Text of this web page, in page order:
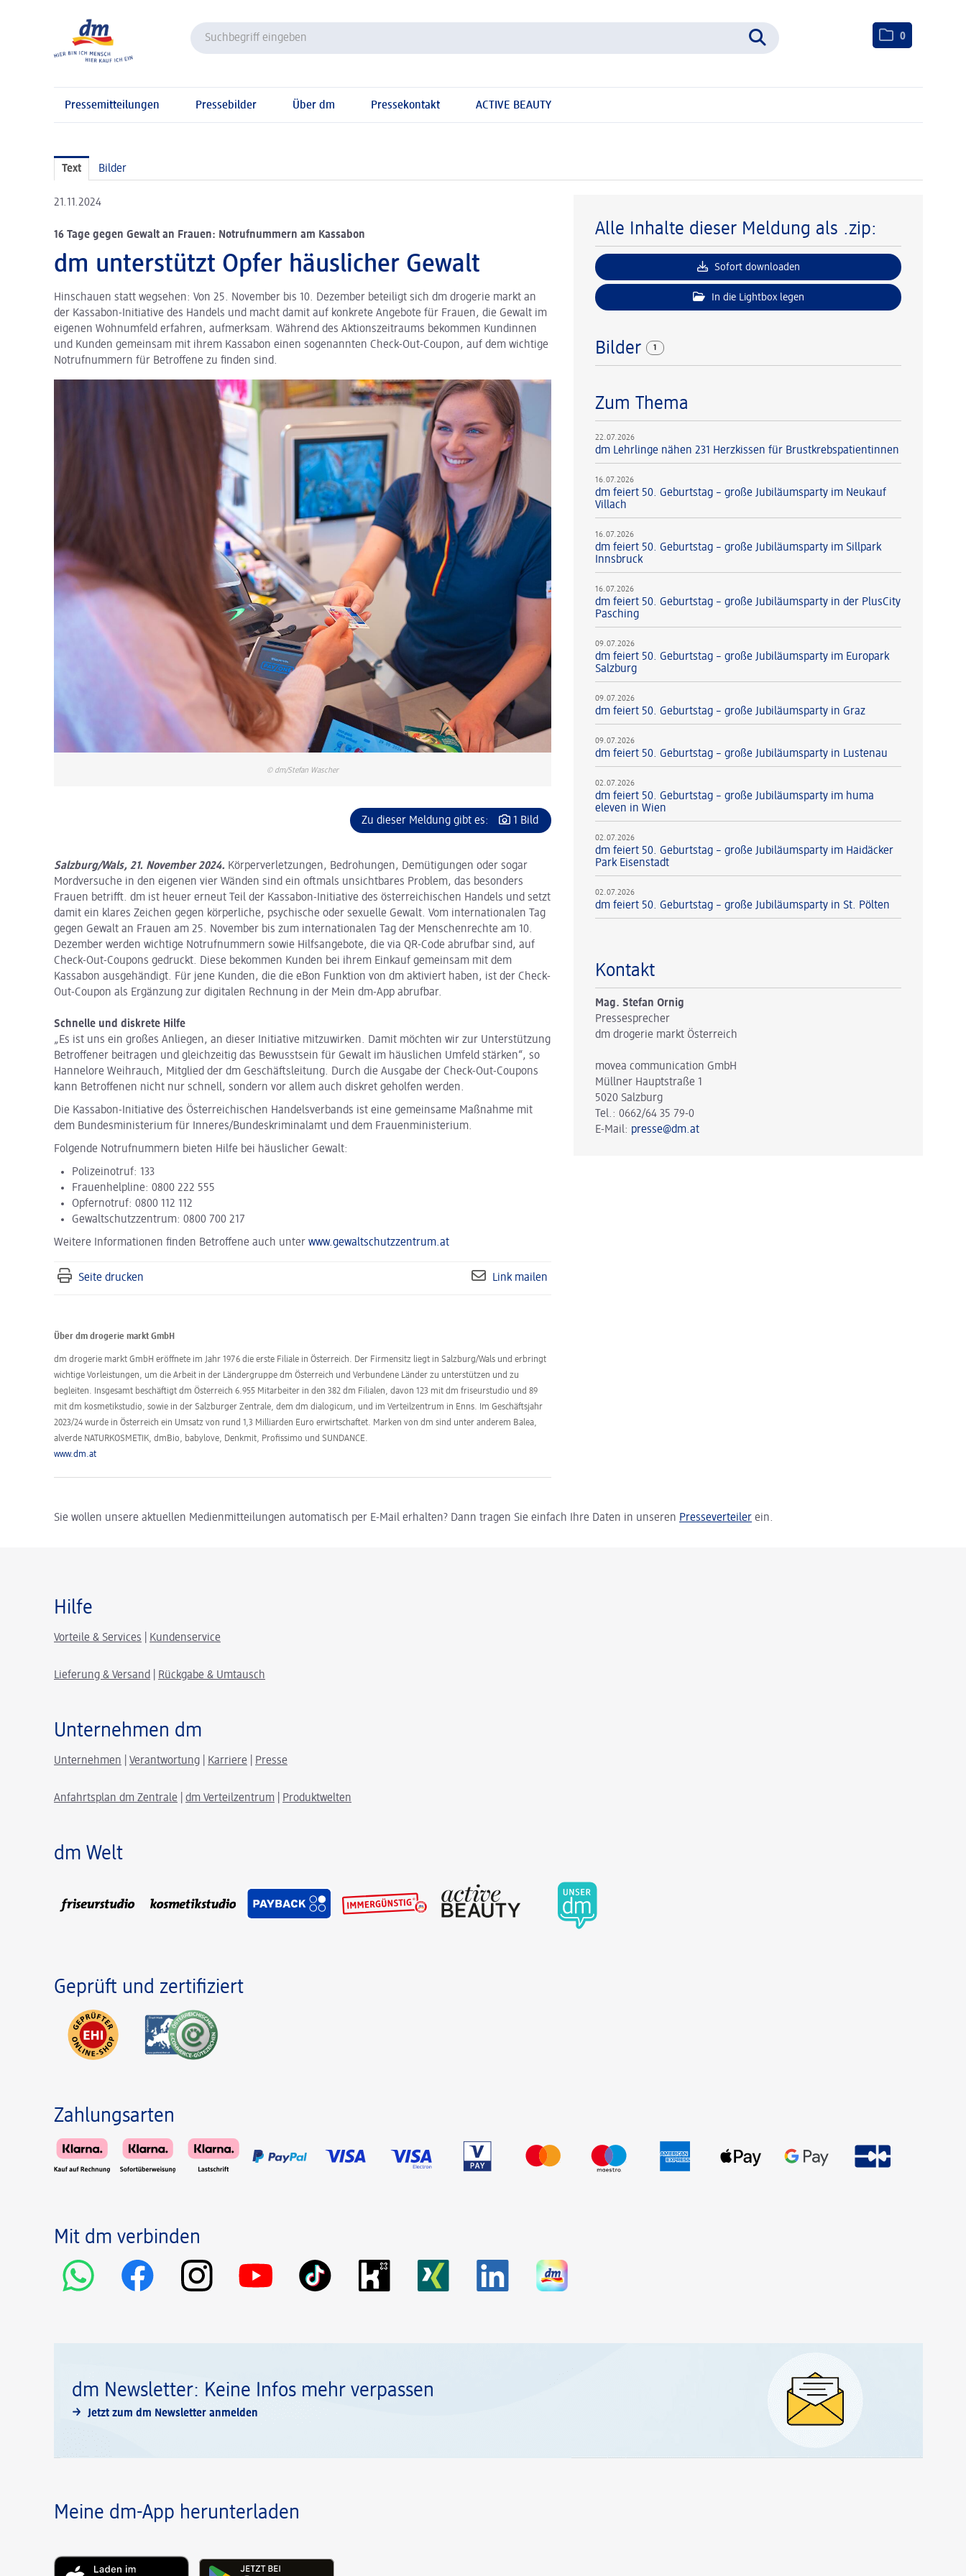
0
Pressemitteilungen Pressebilder Über dm Pressekontakt ACTIVE BEAUTY
Text Bilder
21.11.2024
16 Tage gegen Gewalt an Frauen: Notrufnummern am Kassabon
dm unterstützt Opfer häuslicher Gewalt
Hinschauen statt wegsehen: Von 25. November bis 10. Dezember beteiligt sich dm drogerie markt an
der Kassabon-Initiative des Handels und macht damit auf konkrete Angebote für Frauen, die Gewalt im
eigenen Wohnumfeld erfahren, aufmerksam. Während des Aktionszeitraums bekommen Kundinnen
und Kunden gemeinsam mit ihrem Kassabon einen sogenannten Check-Out-Coupon, auf dem wichtige
Notrufnummern für Betroffene zu finden sind.
© dm/Stefan Wascher
Zu dieser Meldung gibt es: 1 Bild
Salzburg/Wals, 21. November 2024. Körperverletzungen, Bedrohungen, Demütigungen oder sogar
Mordversuche in den eigenen vier Wänden sind ein oftmals unsichtbares Problem, das besonders
Frauen betrifft. dm ist heuer erneut Teil der Kassabon-Initiative des österreichischen Handels und setzt
damit ein klares Zeichen gegen körperliche, psychische oder sexuelle Gewalt. Vom internationalen Tag
gegen Gewalt an Frauen am 25. November bis zum internationalen Tag der Menschenrechte am 10.
Dezember werden wichtige Notrufnummern sowie Hilfsangebote, die via QR-Code abrufbar sind, auf
Check-Out-Coupons gedruckt. Diese bekommen Kunden bei ihrem Einkauf gemeinsam mit dem
Kassabon ausgehändigt. Für jene Kunden, die die eBon Funktion von dm aktiviert haben, ist der Check-
Out-Coupon als Ergänzung zur digitalen Rechnung in der Mein dm-App abrufbar.
Schnelle und diskrete Hilfe
„Es ist uns ein großes Anliegen, an dieser Initiative mitzuwirken. Damit möchten wir zur Unterstützung
Betroffener beitragen und gleichzeitig das Bewusstsein für Gewalt im häuslichen Umfeld stärken“, so
Hannelore Weihrauch, Mitglied der dm Geschäftsleitung. Durch die Ausgabe der Check-Out-Coupons
kann Betroffenen nicht nur schnell, sondern vor allem auch diskret geholfen werden.
Die Kassabon-Initiative des Österreichischen Handelsverbands ist eine gemeinsame Maßnahme mit
dem Bundesministerium für Inneres/Bundeskriminalamt und dem Frauenministerium.
Folgende Notrufnummern bieten Hilfe bei häuslicher Gewalt:
Polizeinotruf: 133
Frauenhelpline: 0800 222 555
Opfernotruf: 0800 112 112
Gewaltschutzzentrum: 0800 700 217
Weitere Informationen finden Betroffene auch unter www.gewaltschutzzentrum.at
Seite drucken Link mailen
Über dm drogerie markt GmbH
dm drogerie markt GmbH eröffnete im Jahr 1976 die erste Filiale in Österreich. Der Firmensitz liegt in Salzburg/Wals und erbringt
wichtige Vorleistungen, um die Arbeit in der Ländergruppe dm Österreich und Verbundene Länder zu unterstützen und zu
begleiten. Insgesamt beschäftigt dm Österreich 6.955 Mitarbeiter in den 382 dm Filialen, davon 123 mit dm friseurstudio und 89
mit dm kosmetikstudio, sowie in der Salzburger Zentrale, dem dm dialogicum, und im Verteilzentrum in Enns. Im Geschäftsjahr
2023/24 wurde in Österreich ein Umsatz von rund 1,3 Milliarden Euro erwirtschaftet. Marken von dm sind unter anderem Balea,
alverde NATURKOSMETIK, dmBio, babylove, Denkmit, Profissimo und SUNDANCE.
www.dm.at
Alle Inhalte dieser Meldung als .zip:
Sofort downloaden
In die Lightbox legen
Bilder 1
Zum Thema
22.07.2026
dm Lehrlinge nähen 231 Herzkissen für Brustkrebspatientinnen
16.07.2026
dm feiert 50. Geburtstag – große Jubiläumsparty im Neukauf
Villach
16.07.2026
dm feiert 50. Geburtstag – große Jubiläumsparty im Sillpark
Innsbruck
16.07.2026
dm feiert 50. Geburtstag – große Jubiläumsparty in der PlusCity
Pasching
09.07.2026
dm feiert 50. Geburtstag – große Jubiläumsparty im Europark
Salzburg
09.07.2026
dm feiert 50. Geburtstag – große Jubiläumsparty in Graz
09.07.2026
dm feiert 50. Geburtstag – große Jubiläumsparty in Lustenau
02.07.2026
dm feiert 50. Geburtstag – große Jubiläumsparty im huma
eleven in Wien
02.07.2026
dm feiert 50. Geburtstag – große Jubiläumsparty im Haidäcker
Park Eisenstadt
02.07.2026
dm feiert 50. Geburtstag – große Jubiläumsparty in St. Pölten
Kontakt
Mag. Stefan Ornig
Pressesprecher
dm drogerie markt Österreich
movea communication GmbH
Müllner Hauptstraße 1
5020 Salzburg
Tel.: 0662/64 35 79-0
E-Mail: presse@dm.at
Sie wollen unsere aktuellen Medienmitteilungen automatisch per E-Mail erhalten? Dann tragen Sie einfach Ihre Daten in unseren Presseverteiler ein.
Hilfe
Vorteile & Services Kundenservice
Lieferung & Versand Rückgabe & Umtausch
Unternehmen dm
Unternehmen Verantwortung Karriere Presse
Anfahrtsplan dm Zentrale dm Verteilzentrum Produktwelten
dm Welt
Geprüft und zertifiziert
Zahlungsarten
Mit dm verbinden
dm Newsletter: Keine Infos mehr verpassen
Jetzt zum dm Newsletter anmelden
Meine dm-App herunterladen